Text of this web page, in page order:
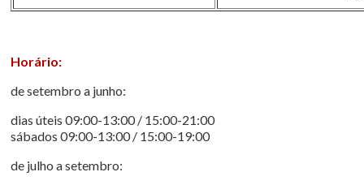
Horário:
de setembro a junho:
dias úteis 09:00-13:00 / 15:00-21:00
sábados 09:00-13:00 / 15:00-19:00
de julho a setembro: